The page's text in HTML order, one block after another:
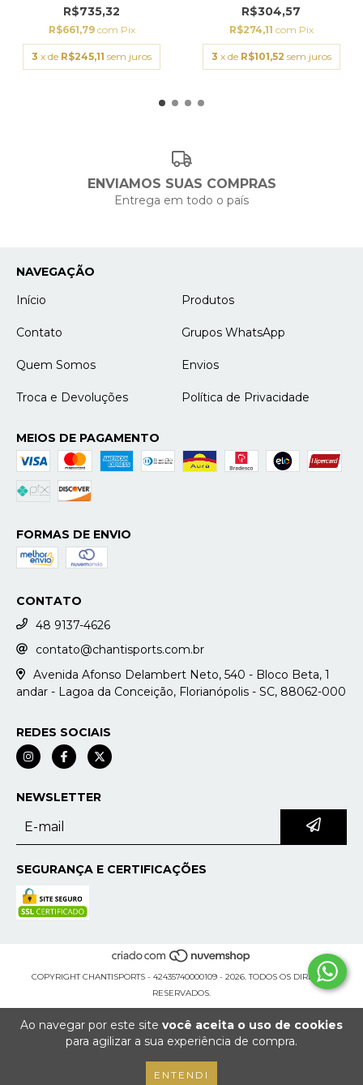
Ao navegar por este site você aceita o uso de cookies
para agilizar a sua experiência de compra.
ENTENDI
R$735,32
R$661,79 com Pix
3 x de R$245,11 sem juros
R$304,57
R$274,11 com Pix
3 x de R$101,52 sem juros
ENVIAMOS SUAS COMPRAS
Entrega em todo o país
NAVEGAÇÃO
Início
Produtos
Contato Grupos WhatsApp
Quem Somos Envios
Troca e Devoluções Política de Privacidade
MEIOS DE PAGAMENTO
FORMAS DE ENVIO
CONTATO
48 9137-4626
contato@chantisports.com.br
Avenida Afonso Delambert Neto, 540 - Bloco Beta, 1
andar - Lagoa da Conceição, Florianópolis - SC, 88062-000
REDES SOCIAIS
NEWSLETTER
SEGURANÇA E CERTIFICAÇÕES
COPYRIGHT CHANTISPORTS - 42435740000109 - 2026. TODOS OS DIREITOS
RESERVADOS.